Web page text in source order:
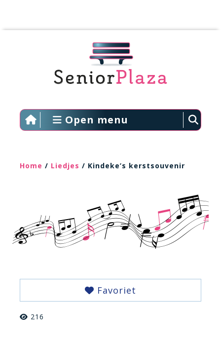
Open menu
Home / Liedjes / Kindeke’s kerstsouvenir
Favoriet
216